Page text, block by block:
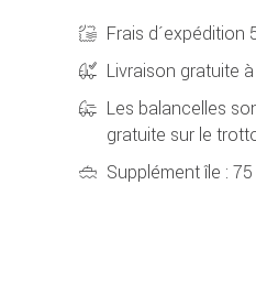
Frais d´expédition
Livraison gratuite
Les balancelles
gratuite sur le
Supplément île : 75